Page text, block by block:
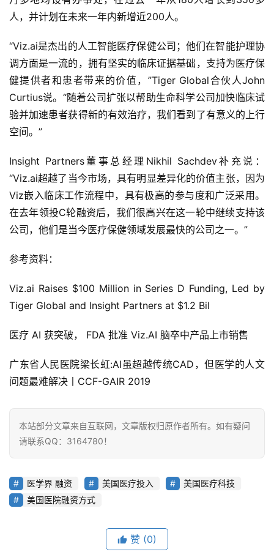
智
能
深
度
学
习
云
算
未
来
医
能
驾
慧
城
更
多
内
人，并计划在未来一年内新增近200人。
“Viz.ai是杰出的人工智能医疗保健公司；他们在智能护理协
调方面是一流的，拥有坚实的临床证据基础，支持为医疗保
健提供者和患者带来的价值，”Tiger Global合伙人John
Curtius说。“随着公司扩张以帮助生命科学公司加快临床试
验并加速患者获得新的有效治疗，我们看到了有意义的上行
空间。”
Insight Partners董事总经理Nikhil Sachdev补充说：
“Viz.ai超越了当今市场，具有明显差异化的价值主张，因为
Viz嵌入临床工作流程中，具有极高的参与度和广泛采用。
在去年领投C轮融资后，我们很高兴在这一轮中继续支持该
公司，他们是当今医疗保健领域发展最快的公司之一。”
参考资料：
Viz.ai Raises $100 Million in Series D Funding, Led by
Tiger Global and Insight Partners at $1.2 Bil
医疗 AI 获突破， FDA 批准 Viz.AI 脑卒中产品上市销售
广东省人民医院梁长虹:AI虽超越传统CAD，但医学的人文
问题最难解决丨CCF-GAIR 2019
本站部分文章来自互联网，文章版权归原作者所有。如有疑问
请联系QQ：3164780！
医学界 融资 美国医疗投入
美国医疗科技
美国医院融资方式
赞 (0)